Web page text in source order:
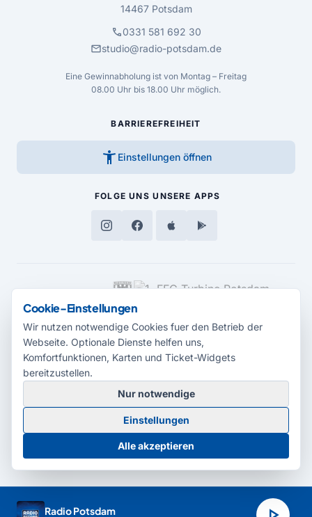
Radio Potsdam
14467 Potsdam
call0331 581 692 30
mailstudio@radio-potsdam.de
Eine Gewinnabholung ist von Montag – Freitag
08.00 Uhr bis 18.00 Uhr möglich.
BARRIEREFREIHEIT
accessibility_new Einstellungen öffnen
FOLGE UNS UNSERE APPS
MEDIENPARTNER
© 2026 Radio Potsdam. Webseite entwickelt durch dieMedienagentur
Babelsberg
BarrierefreiheitserklärungAGBDatenschutzImpressum
Cookie-Einstellungen
Cookie-Einstellungen
Wir nutzen notwendige Cookies fuer den Betrieb der
Webseite. Optionale Dienste helfen uns,
Komfortfunktionen, Karten und Ticket-Widgets
bereitzustellen.
Nur notwendige
Einstellungen
Alle akzeptieren